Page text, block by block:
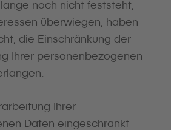
noch nicht feststeht,
überwiegen, haben
die Einschränkung der
Ihrer personenbezogenen
Ihrer
Daten eingeschränkt